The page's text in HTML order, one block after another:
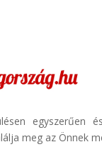
meg az Önnek